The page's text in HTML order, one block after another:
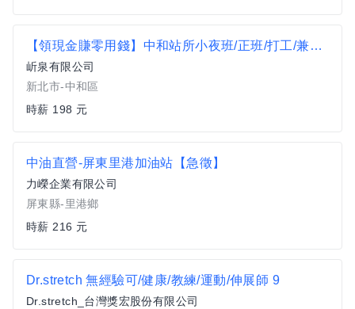
【領現金賺零用錢】中和站所小夜班/正班/打工/兼職/二度就業/H
岓泉有限公司
新北市-中和區
時薪 198 元
中油直營-屏東里港加油站【急徵】
力嶸企業有限公司
屏東縣-里港鄉
時薪 216 元
Dr.stretch 無經驗可/健康/教練/運動/伸展師 9
Dr.stretch_台灣獎宏股份有限公司